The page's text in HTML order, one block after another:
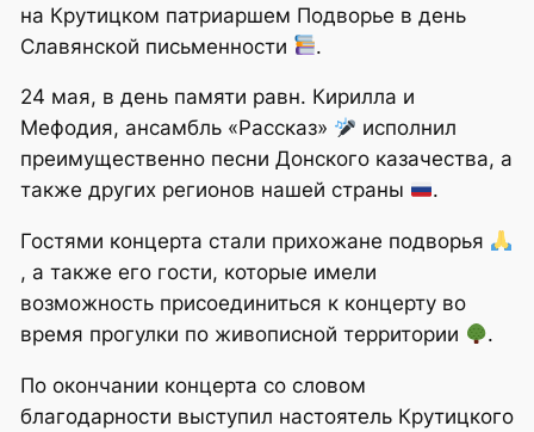
на Крутицком патриаршем Подворье в день
Славянской письменности
.
24 мая, в день памяти равн. Кирилла и
Мефодия, ансамбль «Рассказ»
исполнил
преимущественно песни Донского казачества, а
также других регионов нашей страны
.
Гостями концерта стали прихожане подворья
, а также его гости, которые имели
возможность присоединиться к концерту во
время прогулки по живописной территории
.
По окончании концерта со словом
благодарности выступил настоятель Крутицкого